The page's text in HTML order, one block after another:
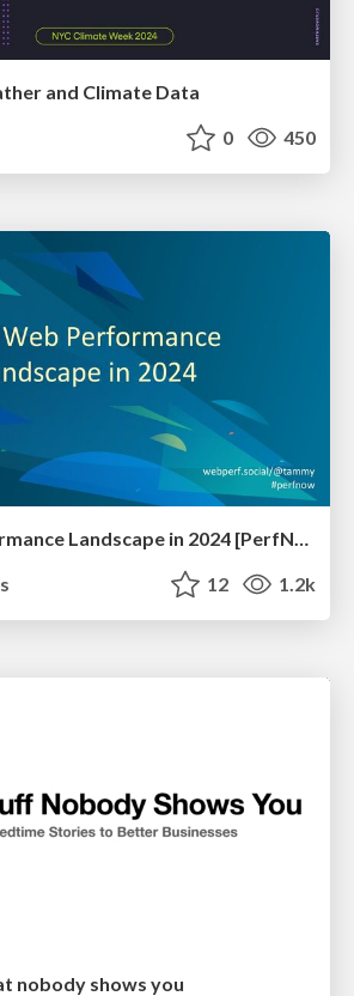
and Climate Data
0 450
12 1.2k
nobody shows you